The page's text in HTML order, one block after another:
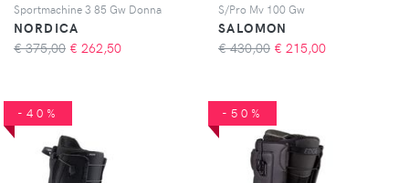
Sportmachine 3 85 Gw Donna
NORDICA
€ 375,00 € 262,50
S/Pro Mv 100 Gw
SALOMON
€ 430,00 € 215,00
-40% -50%